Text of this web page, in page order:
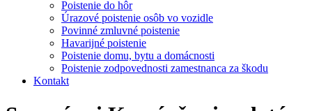
Poistenie do hôr
Úrazové poistenie osôb vo vozidle
Povinné zmluvné poistenie
Havarijné poistenie
Poistenie domu, bytu a domácnosti
Poistenie zodpovednosti zamestnanca za škodu
Kontakt